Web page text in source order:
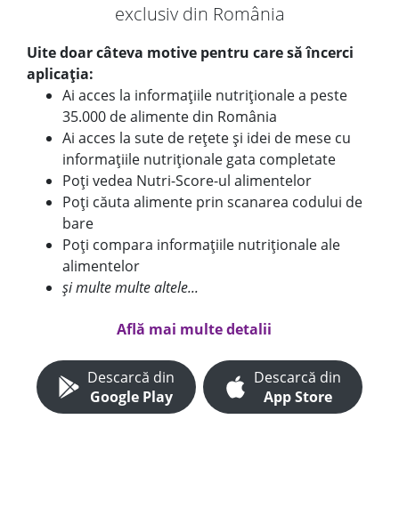
exclusiv din România
Uite doar câteva motive pentru care să încerci
aplicația:
Ai acces la informațiile nutriționale a peste
35.000 de alimente din România
Ai acces la sute de rețete și idei de mese cu
informațiile nutriționale gata completate
Poți vedea Nutri-Score-ul alimentelor
Poți căuta alimente prin scanarea codului de
bare
Poți compara informațiile nutriționale ale
alimentelor
și multe multe altele...
Află mai multe detalii
Descarcă din
Google Play
Descarcă din
App Store